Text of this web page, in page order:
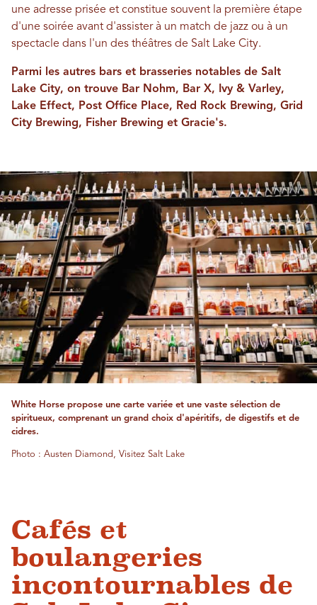
une adresse prisée et constitue souvent la première étape
d'une soirée avant d'assister à un match de jazz ou à un
spectacle dans l'un des théâtres de Salt Lake City.
Parmi les autres bars et brasseries notables de Salt
Lake City, on trouve Bar Nohm, Bar X, Ivy & Varley,
Lake Effect, Post Office Place, Red Rock Brewing, Grid
City Brewing, Fisher Brewing et Gracie's.
White Horse propose une carte variée et une vaste sélection de
spiritueux, comprenant un grand choix d'apéritifs, de digestifs et de
cidres.
Photo : Austen Diamond, Visitez Salt Lake
Cafés et
boulangeries
incontournables de